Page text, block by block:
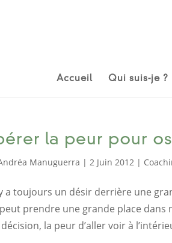
Accueil Qui suis-je ?
la peur pour
Manuguerra |2 Juin 2012 |
a toujours un désir derrière une
prendre une grande place
la peur d’aller voir à